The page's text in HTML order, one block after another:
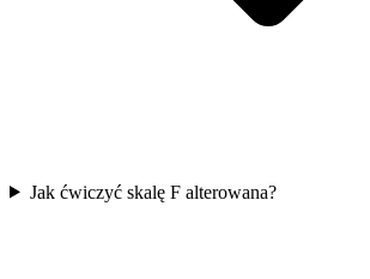
Jak ćwiczyć skalę F alterowana?